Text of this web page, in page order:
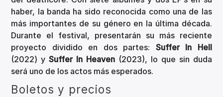
haber, la banda ha sido reconocida como una de las
más importantes de su género en la última década.
Durante el festival, presentarán su más reciente
proyecto dividido en dos partes: Suffer In Hell
(2022) ySuffer In Heaven (2023), lo que sin duda
será uno de los actos más esperados.
Boletos y precios